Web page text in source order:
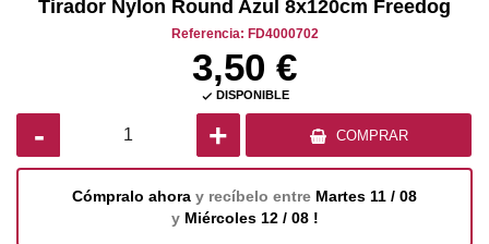
Tirador Nylon Round Azul 8x120cm Freedog
Referencia: FD4000702
3,50 €
 DISPONIBLE
- + COMPRAR
Cómpralo ahora y recíbelo entre Martes 11 / 08
y Miércoles 12 / 08 !